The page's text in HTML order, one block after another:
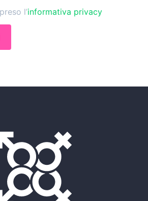
l’informativa privacy